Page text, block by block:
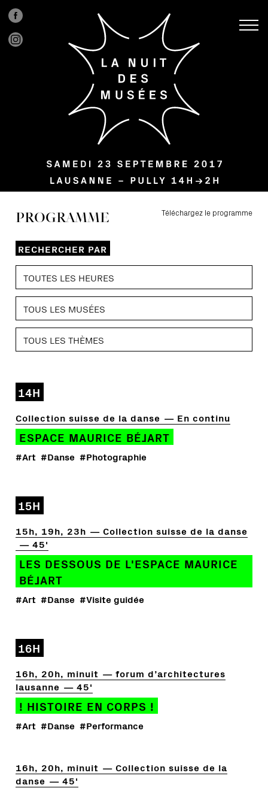
PROGRAMME Téléchargez le programme
RECHERCHER PAR
14H
Collection suisse de la danse En continu
ESPACE MAURICE BÉJART
#Art #Danse #Photographie
15H
15h, 19h, 23h
Collection suisse de la danse
45'
LES DESSOUS DE L'ESPACE MAURICE
BÉJART
#Art #Danse #Visite guidée
16H
16h, 20h, minuit
forum d’architectures
lausanne
45'
! HISTOIRE EN CORPS !
#Art #Danse #Performance
16h, 20h, minuit
Collection suisse de la
danse
45'